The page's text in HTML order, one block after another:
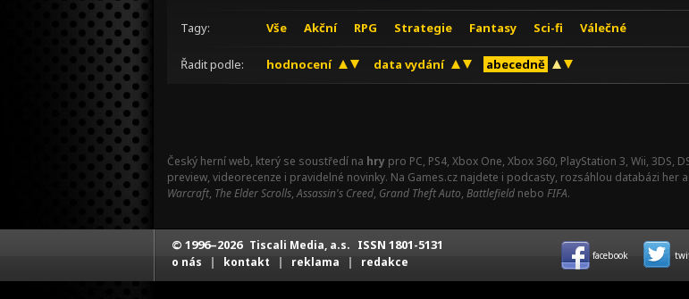
Tagy: Vše Akční RPG Strategie Fantasy Sci-fi Válečné
Řadit podle: hodnocení data vydání abecedně
Český herní web, který se soustředí na hry pro PC, PS4, Xbox One, Xbox 360, PlayStation 3, Wii, 3DS,
preview, videorecenze i pravidelné novinky. Na Games.cz najdete i podcasty, rozsáhlou databázi her
Warcraft, The Elder Scrolls,Assassin's Creed, Grand Theft Auto, Battlefield nebo FIFA.
© 1996–2026 Tiscali Media, a.s. ISSN 1801-5131
o nás | kontakt | reklama | redakce facebook